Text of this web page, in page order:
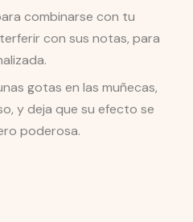
combinarse con tu
con sus notas, para
gotas en las muñecas,
y deja que su efecto se
poderosa.